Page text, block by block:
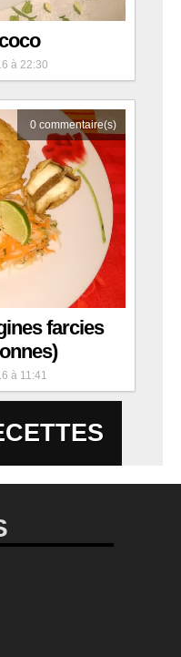
à 22:30
0 commentaire(s)
farcies
à 11:41